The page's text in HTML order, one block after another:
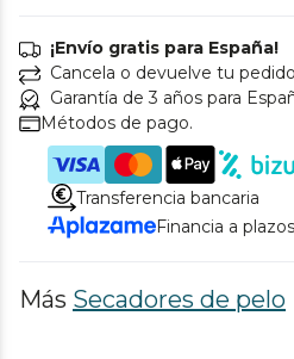
¡Envío gratis para España!
Cancela o devuelve tu
Garantía de 3 años para
Métodos de pago.
Transferencia bancaria
Financia a plazos
Más Secadores de pelo